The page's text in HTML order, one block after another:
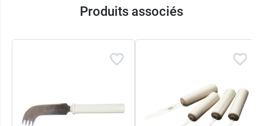
Dimensions :
Largeur du rebord : 2,5 cm
Hauteur du rebord : 1,3 cm
Et pour faciliter la prise d'eau ou de boissons
stimulant l'autonomie et en renforçant l'estime
de soi, Performance Health vous propose la
Produits associés